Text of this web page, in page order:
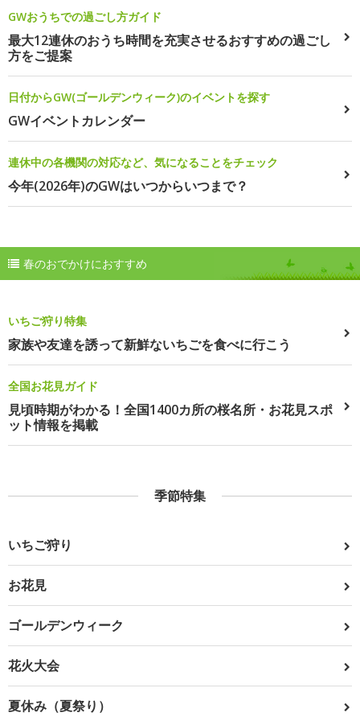
GWおうちでの過ごし方ガイド
最大12連休のおうち時間を充実させるおすすめの過ごし
方をご提案
日付からGW(ゴールデンウィーク)のイベントを探す
GWイベントカレンダー
連休中の各機関の対応など、気になることをチェック
今年(2026年)のGWはいつからいつまで？
春のおでかけにおすすめ
いちご狩り特集
家族や友達を誘って新鮮ないちごを食べに行こう
全国お花見ガイド
見頃時期がわかる！全国1400カ所の桜名所・お花見スポ
ット情報を掲載
季節特集
いちご狩り
お花見
ゴールデンウィーク
花火大会
夏休み（夏祭り）